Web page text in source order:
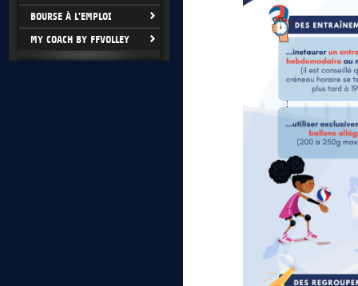
BOURSE À L'EMPLOI
MY COACH BY FFVOLLEY